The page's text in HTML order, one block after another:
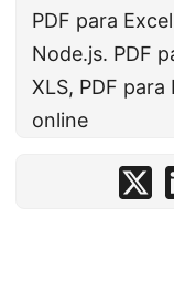
PDF para
Node.js. PDF
XLS, PDF para
online